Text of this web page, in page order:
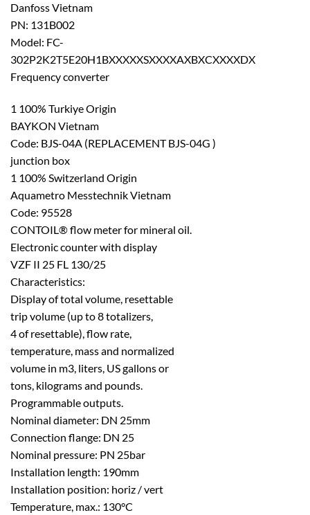
Danfoss Vietnam
PN: 131B002
Model: FC-
302P2K2T5E20H1BXXXXXSXXXXAXBXCXXXXDX
Frequency converter
1 100% Turkiye Origin
BAYKON Vietnam
Code: BJS-04A (REPLACEMENT BJS-04G )
junction box
1 100% Switzerland Origin
Aquametro Messtechnik Vietnam
Code: 95528
CONTOIL® flow meter for mineral oil.
Electronic counter with display
VZF II 25 FL 130/25
Characteristics:
Display of total volume, resettable
trip volume (up to 8 totalizers,
4 of resettable), flow rate,
temperature, mass and normalized
volume in m3, liters, US gallons or
tons, kilograms and pounds.
Programmable outputs.
Nominal diameter: DN 25mm
Connection flange: DN 25
Nominal pressure: PN 25bar
Installation length: 190mm
Installation position: horiz / vert
Temperature, max.: 130°C